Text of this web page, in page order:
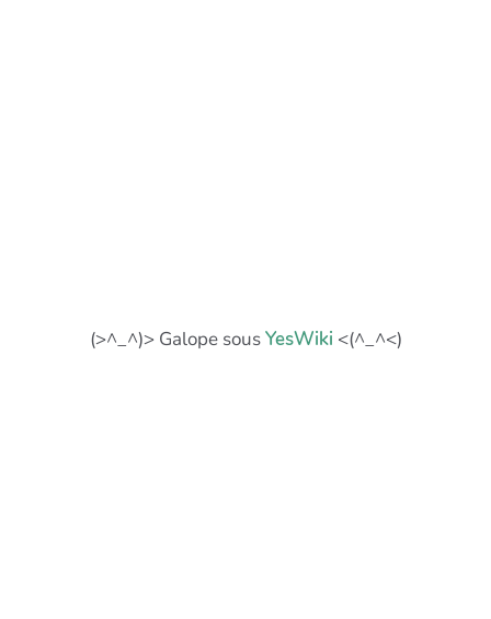
(>^_^)> Galope sousYesWiki <(^_^<)